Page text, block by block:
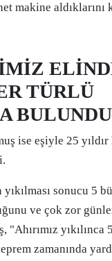
makine aldıklarını
TÜRLÜ
ise eşiyle 25 yıldır
yıkılması sonucu 5
ve çok zor
yıkılınca
zamanında